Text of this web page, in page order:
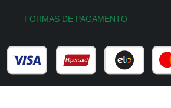
FORMAS DE PAGAMENTO